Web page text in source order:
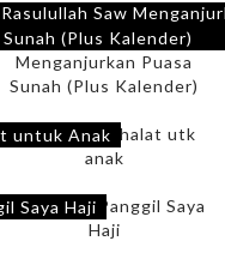
Saw
Sunah (Plus Kalender)
untuk Anak
Saya Haji